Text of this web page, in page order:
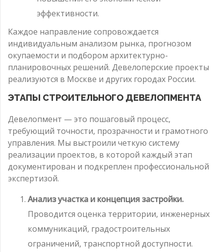
эффективности.
Каждое направление сопровождается
индивидуальным анализом рынка, прогнозом
окупаемости и подбором архитектурно-
планировочных решений. Девелоперские проекты
реализуются в Москве и других городах России.
ЭТАПЫ СТРОИТЕЛЬНОГО ДЕВЕЛОПМЕНТА
Девелопмент — это пошаговый процесс,
требующий точности, прозрачности и грамотного
управления. Мы выстроили четкую систему
реализации проектов, в которой каждый этап
документирован и подкреплен профессиональной
экспертизой.
Анализ участка и концепция застройки.
Проводится оценка территории, инженерных
коммуникаций, градостроительных
ограничений, транспортной доступности.